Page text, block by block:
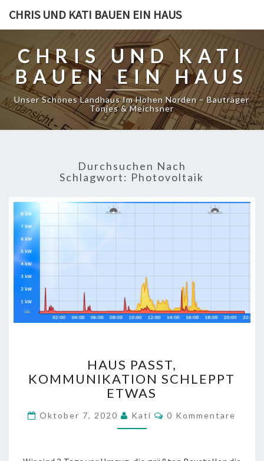
CHRIS UND KATI BAUEN EIN HAUS
CHRIS UND KATI
BAUEN EIN HAUS
Unser Schönes Landhaus Im Hohen Norden – Bauträger
Tönjes & Meichsner
Durchsuchen Nach
Schlagwort: Photovoltaik
PASST,
KOMMUNIKATION
SCHLEPPT
HAUS PASST,
KOMMUNIKATION SCHLEPPT
ETWAS
Oktober 7, 2020 Kati Kommentare
0 Kommentare